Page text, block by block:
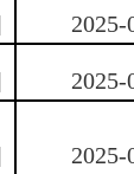
2025-
2025-
2025-